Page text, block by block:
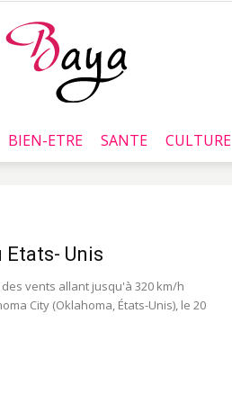
Baya.tn
BIEN-ETRE SANTE CULTURE
Etats- Unis
vents allant jusqu'à 320 km/h
City (Oklahoma, États-Unis), le 20